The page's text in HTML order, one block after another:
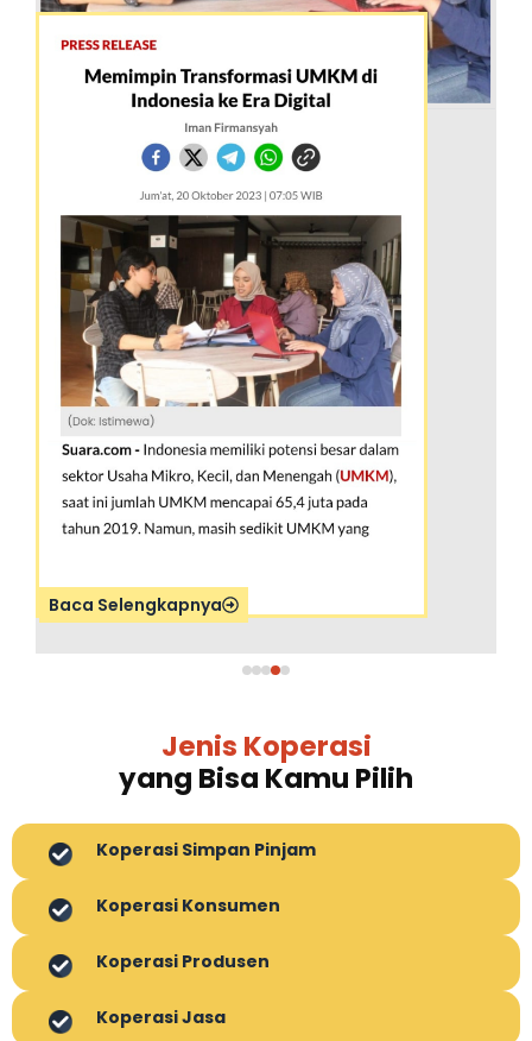
Baca Selengkapnya
Jenis Koperasi
yang Bisa Kamu Pilih
Koperasi Simpan Pinjam
Koperasi Konsumen
Koperasi Produsen
Koperasi Jasa